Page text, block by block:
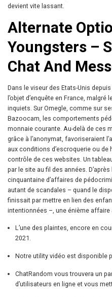
devient vite lassant.
Alternate
Youngsters –
Chat And
Dans le viseur des Etats-Unis
l’objet d’enquête en France,
inquiets. Sur Omegle, comme sur
Bazoocam, les comportements
monnaie courante. Au-delà de ces
grâce à l’anonymat, favoriseraient
aux conditions d’escroquerie ou de
contrôle de ces websites. Un
par le site au fil des années.
cinquantaine d’affaires de
autant de scandales – quand le
finissait par mettre en lien des
intentionnées –, une énième affaire
L’une des plaintes, encore en
2021.
Notre utility vidéo est disponible
ChatRandom vous trouvera un
d’utilisateurs en ligne et vous